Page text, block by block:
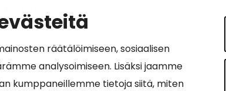
räätälöimiseen, sosiaalisen
analysoimiseen. Lisäksi jaamme
kumppaneillemme tietoja siitä, miten